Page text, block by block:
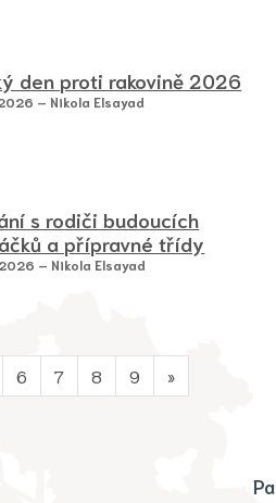
den proti rakovině 2026
– Nikola Elsayad
s rodiči budoucích
a přípravné třídy
– Nikola Elsayad
6 7 8 9 »